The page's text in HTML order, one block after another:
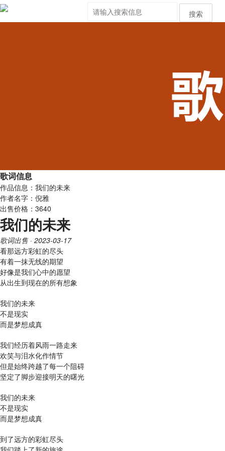
搜索
歌词信息
作品信息：我们的未来
作者名字：倪雅
出售价格：3640
我们的未来
歌词出售· 2023-03-17
看那远方彩虹的尽头
有着一抹无线的期望
好像是我们心中的愿望
从出生到现在的所有想象
我们的未来
不是现实
而是梦想成真
我们经历着风雨一路走来
欢笑与泪水化作情节
但是始终跨越了每一个阻碍
坚定了脚步迎接明天的曙光
我们的未来
不是现实
而是梦想成真
到了远方的彩虹尽头